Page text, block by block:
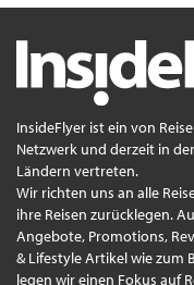
InsideFlyer ist ein von
Netzwerk und derzeit in
Ländern vertreten.
Wir richten uns an alle
ihre Reisen zurücklegen.
Angebote, Promotions,
& Lifestyle Artikel wie zum
legen wir einen Fokus auf